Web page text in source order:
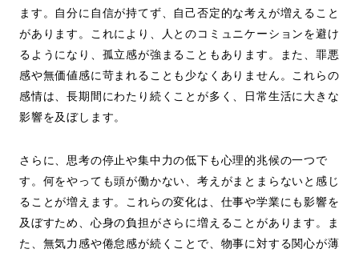
ます。自分に自信が持てず、自己否定的な考えが増えること
があります。これにより、人とのコミュニケーションを避け
るようになり、孤立感が強まることもあります。また、罪悪
感や無価値感に苛まれることも少なくありません。これらの
感情は、長期間にわたり続くことが多く、日常生活に大きな
影響を及ぼします。
さらに、思考の停止や集中力の低下も心理的兆候の一つで
す。何をやっても頭が働かない、考えがまとまらないと感じ
ることが増えます。これらの変化は、仕事や学業にも影響を
及ぼすため、心身の負担がさらに増えることがあります。ま
た、無気力感や倦怠感が続くことで、物事に対する関心が薄